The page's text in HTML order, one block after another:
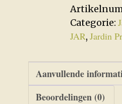
De
L'An
Partie
aantal
Categorie:
JAR, Jardin
Aanvullende
Beoordelingen (0)